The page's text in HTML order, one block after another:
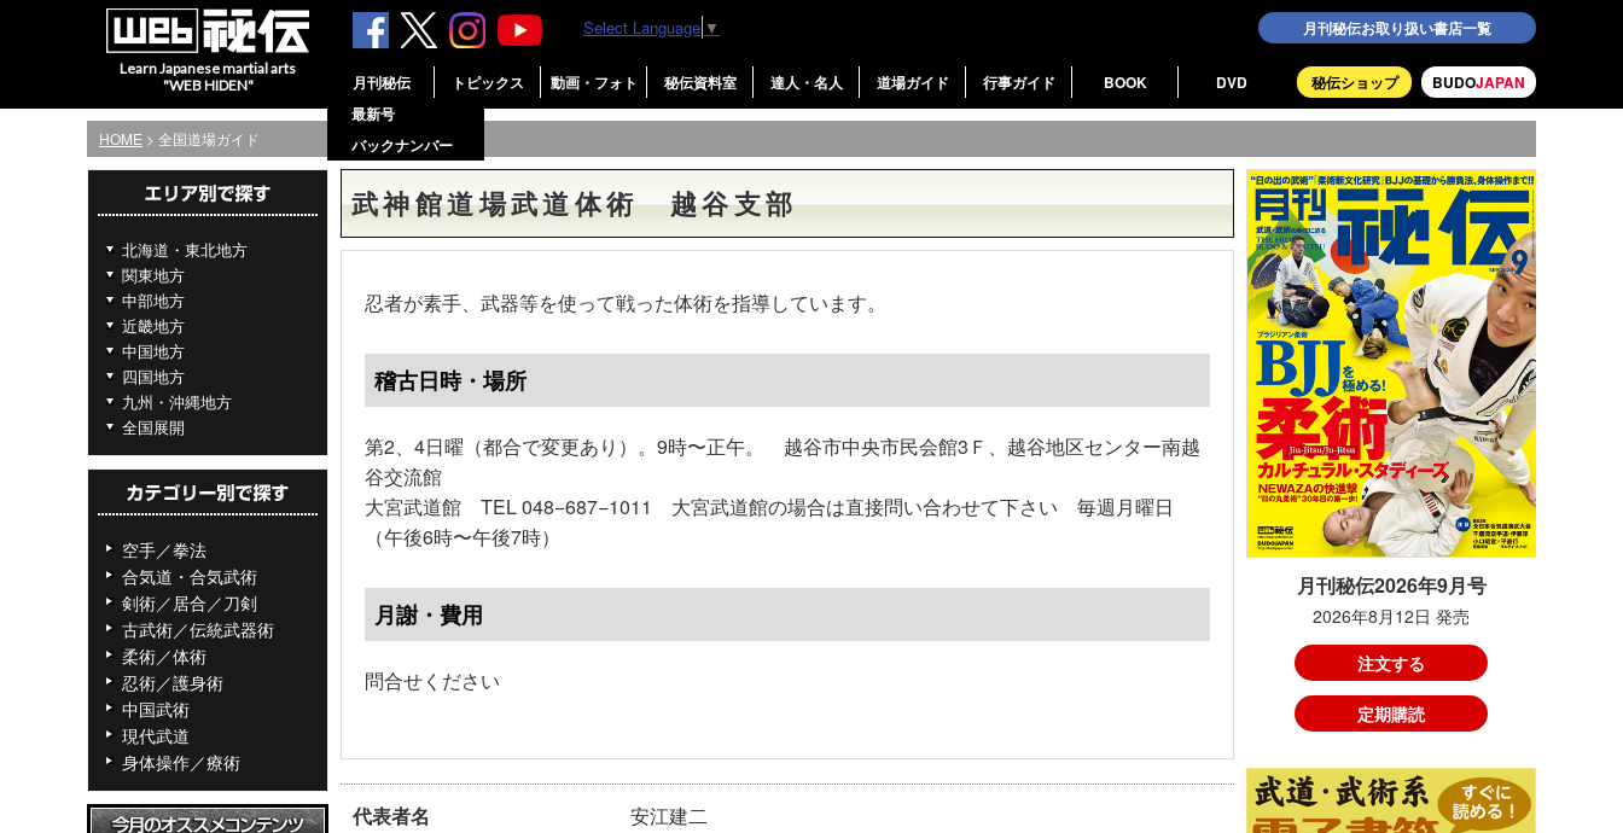
Learn Japanese martial arts
"WEB HIDEN"
月刊秘伝お取り扱い書店一覧
BUDOJAPAN
秘伝ショップ
月刊秘伝
最新号
バックナンバー
トピックス 動画・フォト 秘伝資料室 達人・名人 道場ガイド 行事ガイド BOOK DVD
Select Language ▼
HOME > 全国道場ガイド
北海道・東北地方
関東地方
中部地方
近畿地方
中国地方
四国地方
九州・沖縄地方
全国展開
空手／拳法
合気道・合気武術
剣術／居合／刀剣
古武術／伝統武器術
柔術／体術
忍術／護身術
中国武術
現代武道
身体操作／療術
武神館道場武道体術 越谷支部
忍者が素手、武器等を使って戦った体術を指導しています。
稽古日時・場所
第2、4日曜（都合で変更あり）。9時〜正午。 越谷市中央市民会館3Ｆ、越谷地区センター南越
谷交流館
大宮武道館 TEL 048−687−1011 大宮武道館の場合は直接問い合わせて下さい 毎週月曜日
（午後6時〜午後7時）
月謝・費用
問合せください
代表者名 安江建二
月刊秘伝2026年9月号
2026年8月12日 発売
注文する
定期購読